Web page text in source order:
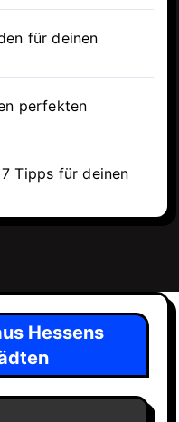
für deinen
perfekten
Tipps für deinen
Hessens